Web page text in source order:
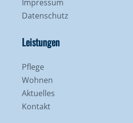
Impressum
Datenschutz
Leistungen
Pflege
Wohnen
Aktuelles
Kontakt